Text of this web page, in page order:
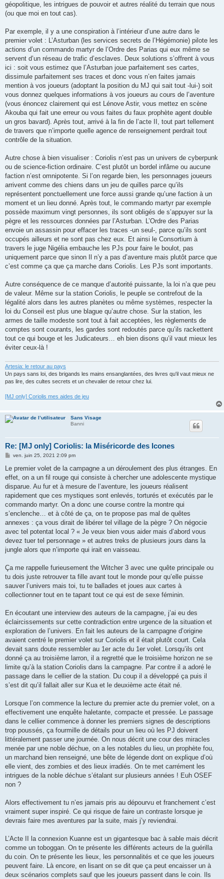
géopolitique, les intrigues de pouvoir et autres réalité du terrain que nous
(ou que moi en tout cas).
Par exemple, il y a une conspiration à l’intérieur d’une autre dans le
premier volet : L’Asturban (les services secrets de l’Hégémonie) pilote les
actions d’un commando martyr de l’Ordre des Parias qui eux même se
servent d’un réseau de trafic d’esclaves. Deux solutions s’offrent à vous
ici : soit vous estimez que l’Asturban joue parfaitement ses cartes,
dissimule parfaitement ses traces et donc vous n’en faites jamais
mention à vos joueurs (adoptant la position du MJ qui sait tout -lui-) soit
vous donnez quelques informations à vos joueurs au cours de l’aventure
(vous énoncez clairement qui est Lénove Astir, vous mettez en scène
Akouba qui fait une erreur ou vous faites du faux prophète agent double
un gros bavard). Après tout, arrivé à la fin de l’acte II, tout part tellement
de travers que n’importe quelle agence de renseignement perdrait tout
contrôle de la situation.
Autre chose à bien visualiser : Coriolis n’est pas un univers de cyberpunk
ou de science-fiction ordinaire. C’est plutôt un bordel infâme ou aucune
faction n’est omnipotente. Si l’on regarde bien, les personnages joueurs
arrivent comme des chiens dans un jeu de quilles parce qu’ils
représentent ponctuellement une force aussi grande qu’une faction à un
moment et un lieu donné. Après tout, le commando martyr par exemple
possède maximum vingt personnes, ils sont obligés de s’appuyer sur la
pègre et les ressources données par l’Asturban. L’Ordre des Parias
envoie un assassin pour effacer les traces -un seul-, parce qu’ils sont
occupés ailleurs et ne sont pas chez eux. Et ainsi le Consortium à
travers le juge Nigélia embauche les PJs pour faire le boulot, pas
uniquement parce que sinon Il n’y a pas d’aventure mais plutôt parce que
c’est comme ça que ça marche dans Coriolis. Les PJs sont importants.
Autre conséquence de ce manque d’autorité puissante, la loi n’a que peu
de valeur. Même sur la station Coriolis, le peuple se contrefout de la
légalité alors dans les autres planètes ou même systèmes, respecter la
loi du Conseil est plus une blague qu’autre chose. Sur la station, les
armes de taille modeste sont tout à fait acceptées, les règlements de
comptes sont courants, les gardes sont redoutés parce qu’ils rackettent
tout ce qui bouge et les Judicateurs… eh bien disons qu’il vaut mieux les
éviter ceux-là !
Artesia: le retour au pays
Un pays sans loi, des brigands les mains ensanglantées, des livres qu'il vaut mieux ne
pas lire, des cultes secrets et un chevalier de retour chez lui.
[MJ only] Coriolis mes aides de jeu
Sans Visage
Banni
Re: [MJ only] Coriolis: la Miséricorde des Icones
M
s
a
g
e
ven. juin 25, 2021 2:09 pm
Le premier volet de la campagne a un déroulement des plus étranges. En
effet, on a un fil rouge qui consiste à chercher une adolescente mystique
disparue. Au fur et à mesure de l’aventure, les joueurs réalisent
rapidement que ces mystiques sont enlevés, torturés et exécutés par le
commando martyr. On a donc une course contre la montre qui
s’enclenche… et à côté de ça, on te propose pas mal de quêtes
annexes : ça vous dirait de libérer tel village de la pègre ? On négocie
avec tel potentat local ? « Je veux bien vous aider mais d’abord vous
devez tuer tel personnage » et autres treks de plusieurs jours dans la
jungle alors que n’importe qui irait en vaisseau.
Ça me rappelle furieusement the Witcher 3 avec une quête principale ou
tu dois juste retrouver ta fille avant tout le monde pour qu’elle puisse
sauver l’univers mais toi, tu te ballades et joues aux cartes à
collectionner tout en te tapant tout ce qui est de sexe féminin.
En écoutant une interview des auteurs de la campagne, j’ai eu des
éclaircissements sur cette contradiction entre urgence de la situation et
exploration de l’univers. En fait les auteurs de la campagne d’origine
avaient centré le premier volet sur Coriolis et il était plutôt court. Cela
devait sans doute ressembler au 1er acte du 1er volet. Lorsqu’ils ont
donné ça au troisième larron, il a regretté que le troisième horizon ne se
limite qu’à la station Coriolis dans la campagne. Par contre il a adoré le
passage dans le cellier de la station. Du coup il a développé ça puis il
s’est dit qu’il fallait aller sur Kua et le deuxième acte était né.
Lorsque l’on commence la lecture du premier acte du premier volet, on a
effectivement une enquête haletante, compacte et pressée. Le passage
dans le cellier commence à donner les premiers signes de descriptions
trop poussés, ça fourmille de détails pour un lieu où les PJ doivent
littéralement passer une journée. On nous décrit une cour des miracles
menée par une noble déchue, on a les notables du lieu, un prophète fou,
un marchand bien renseigné, une bête de légende dont on explique d’où
elle vient, des zombies et des lieux irradiés. On te met carrément les
intrigues de la noble déchue s’étalant sur plusieurs années ! Euh OSEF
non ?
Alors effectivement tu n’es jamais pris au dépourvu et franchement c’est
vraiment super inspiré. Ce qui risque de faire un contraste lorsque je
devrais faire mes aventures par la suite, mais j’y reviendrai.
L’Acte II la connexion Kuanne est un gigantesque bac à sable mais décrit
comme un toboggan. On te présente les différents acteurs de la guérilla
du coin. On te présente les lieux, les personnalités et ce que les joueurs
peuvent faire. Là encore, en lisant on se dit que ça peut encaisser un à
deux scénarios complets sauf que les joueurs passent dans le coin. Ils